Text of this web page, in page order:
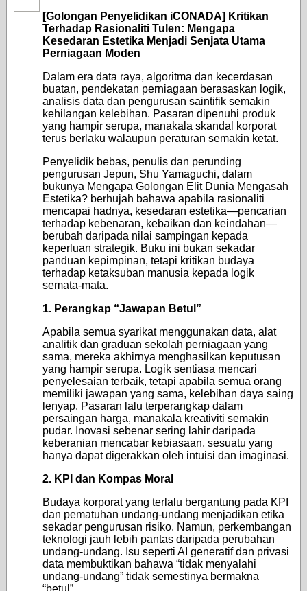
[Golongan Penyelidikan iCONADA] Kritikan
Terhadap Rasionaliti Tulen: Mengapa
Kesedaran Estetika Menjadi Senjata Utama
Perniagaan Moden
Dalam era data raya, algoritma dan kecerdasan
buatan, pendekatan perniagaan berasaskan logik,
analisis data dan pengurusan saintifik semakin
kehilangan kelebihan. Pasaran dipenuhi produk
yang hampir serupa, manakala skandal korporat
terus berlaku walaupun peraturan semakin ketat.
Penyelidik bebas, penulis dan perunding
pengurusan Jepun, Shu Yamaguchi, dalam
bukunya Mengapa Golongan Elit Dunia Mengasah
Estetika? berhujah bahawa apabila rasionaliti
mencapai hadnya, kesedaran estetika—pencarian
terhadap kebenaran, kebaikan dan keindahan—
berubah daripada nilai sampingan kepada
keperluan strategik. Buku ini bukan sekadar
panduan kepimpinan, tetapi kritikan budaya
terhadap ketaksuban manusia kepada logik
semata-mata.
1. Perangkap “Jawapan Betul”
Apabila semua syarikat menggunakan data, alat
analitik dan graduan sekolah perniagaan yang
sama, mereka akhirnya menghasilkan keputusan
yang hampir serupa. Logik sentiasa mencari
penyelesaian terbaik, tetapi apabila semua orang
memiliki jawapan yang sama, kelebihan daya saing
lenyap. Pasaran lalu terperangkap dalam
persaingan harga, manakala kreativiti semakin
pudar. Inovasi sebenar sering lahir daripada
keberanian mencabar kebiasaan, sesuatu yang
hanya dapat digerakkan oleh intuisi dan imaginasi.
2. KPI dan Kompas Moral
Budaya korporat yang terlalu bergantung pada KPI
dan pematuhan undang-undang menjadikan etika
sekadar pengurusan risiko. Namun, perkembangan
teknologi jauh lebih pantas daripada perubahan
undang-undang. Isu seperti AI generatif dan privasi
data membuktikan bahawa “tidak menyalahi
undang-undang” tidak semestinya bermakna
“betul”.